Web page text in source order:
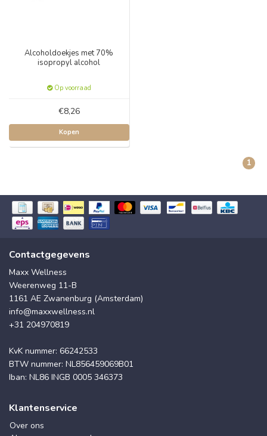
Alcoholdoekjes met 70%
isopropyl alcohol
Op voorraad
€8,26
Kopen
1
Contactgegevens
Maxx Wellness
Weerenweg 11-B
1161 AE Zwanenburg (Amsterdam)
info@maxxwellness.nl
+31 204970819
KvK nummer: 66242533
BTW nummer: NL856459069B01
Iban: NL86 INGB 0005 346373
Klantenservice
Over ons